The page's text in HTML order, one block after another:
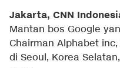
Jakarta, CNN
Mantan bos Google
Chairman Alphabet
di Seoul, Korea